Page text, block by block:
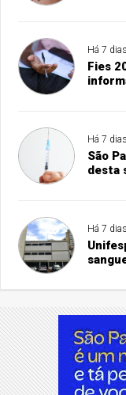
Há 7 dias
Fies
Há 7 dias
São
desta
Há 7 dias